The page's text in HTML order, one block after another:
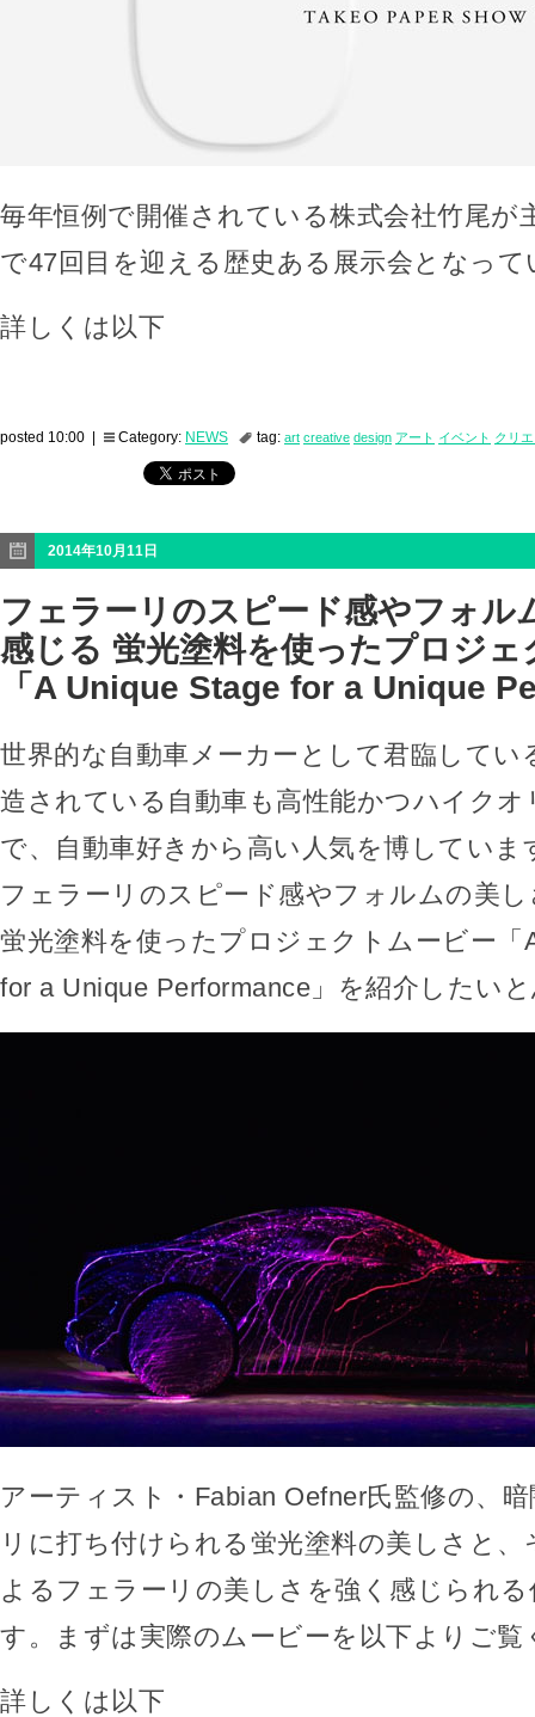
毎年恒例で開催されている株式会社竹尾が
で47回目を迎える歴史ある展示会となって
詳しくは以下
posted 10:00 | Category: NEWS tag: art creative design アート イベント クリ
2014年10月11日
フェラーリのスピード感やフォル
感じる 蛍光塗料を使ったプロジェ
「A Unique Stage for a Unique
世界的な自動車メーカーとして君臨してい
造されている自動車も高性能かつハイク
で、自動車好きから高い人気を博していま
フェラーリのスピード感やフォルムの美
蛍光塗料を使ったプロジェクトムービー「
for a Unique Performance」を紹介したい
アーティスト・Fabian Oefner氏監修の、
リに打ち付けられる蛍光塗料の美しさと
よるフェラーリの美しさを強く感じられ
す。まずは実際のムービーを以下よりご覧
詳しくは以下